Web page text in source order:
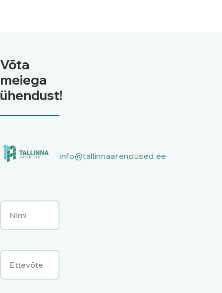
Võta
meiega
ühendust!
info@tallinnaarendused.ee